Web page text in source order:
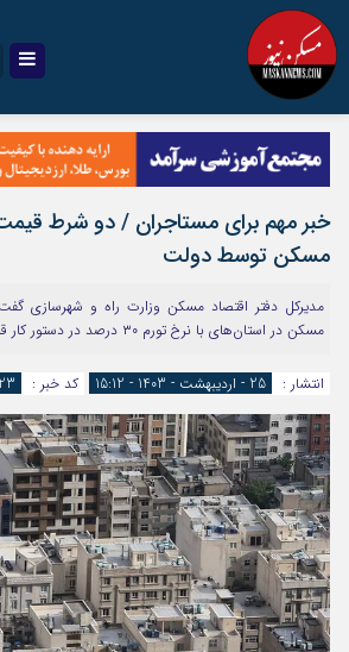
اینستاگرام
سروش
ایتا
آپارات
نام کاربری یا نشانی ایمیل
رمز عبور
مرا به خاطر بسپار
خبر مهم برای مستاجران / دو شرط
مسکن توسط دولت
مدیرکل دفتر اقتصاد مسکن وزارت راه و شهرسازی
مسکن در استان‌های با نرخ تورم ۳۰ درصد در دستور کار قرار گرفته است.
انتشار : 25 - اردیبهشت - 1403 - 15:12 کد خبر :